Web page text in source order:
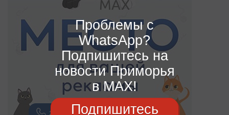
Проблемы с
WhatsApp?
Подпишитесь на
новости Приморья
в MAX!
Подпишитесь